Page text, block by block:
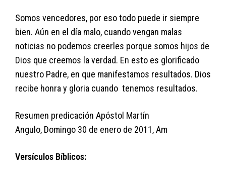
Somos vencedores, por eso todo puede ir siempre
bien. Aún en el día malo, cuando vengan malas
noticias no podemos creerles porque somos hijos de
Dios que creemos la verdad. En esto es glorificado
nuestro Padre, en que manifestamos resultados. Dios
recibe honra y gloria cuando tenemos resultados.
Resumen predicación Apóstol Martín
Angulo, Domingo 30 de enero de 2011, Am
Versículos Bíblicos: